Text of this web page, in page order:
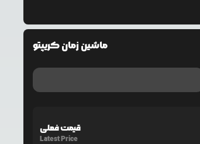
ماشین زمان کریپتو
قیمت فعلی
Latest Price